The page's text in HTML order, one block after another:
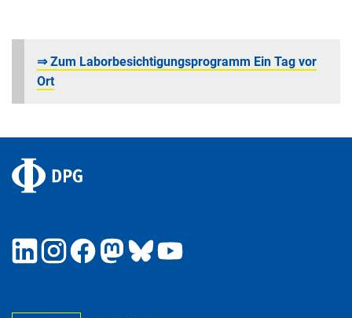
⇒ Zum Laborbesichtigungsprogramm Ein Tag vor
Ort